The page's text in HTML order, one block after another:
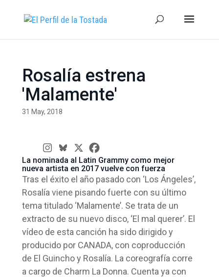
Rosalía estrena
'Malamente'
31 May, 2018
La nominada al Latin Grammy como mejor
nueva artista en 2017 vuelve con fuerza
Tras el éxito el año pasado con ‘Los Ángeles’,
Rosalía viene pisando fuerte con su último
tema titulado ‘Malamente’. Se trata de un
extracto de su nuevo disco, ‘El mal querer’. El
vídeo de esta canción ha sido dirigido y
producido por CANADA, con coproducción
de El Guincho y Rosalía. La coreografía corre
a cargo de Charm La Donna. Cuenta ya con